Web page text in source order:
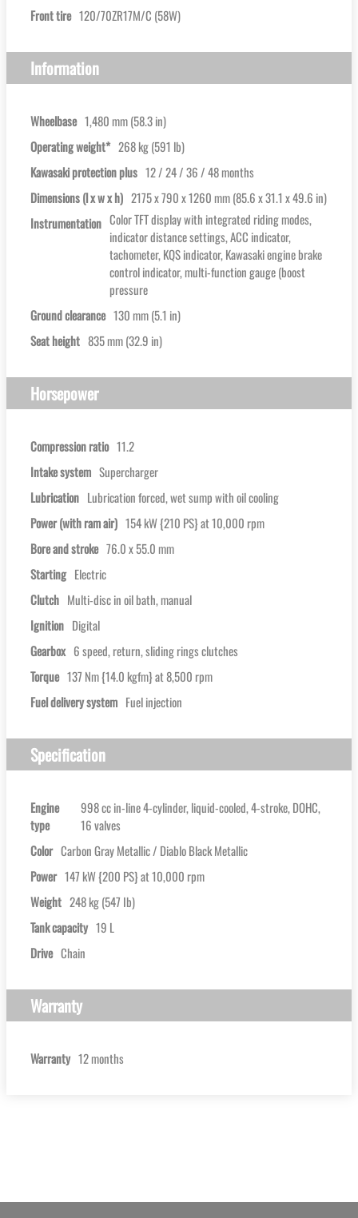
Front tire 120/70ZR17M/C (58W)
Information
Wheelbase 1,480 mm (58.3 in)
Operating weight* 268 kg (591 lb)
Kawasaki protection plus 12 / 24 / 36 / 48 months
Dimensions (l x w x h) 2175 x 790 x 1260 mm (85.6 x 31.1 x 49.6 in)
Instrumentation Color TFT display with integrated riding modes,
indicator distance settings, ACC indicator,
tachometer, KQS indicator, Kawasaki engine brake
control indicator, multi-function gauge (boost
pressure
Ground clearance 130 mm (5.1 in)
Seat height 835 mm (32.9 in)
Horsepower
Compression ratio 11.2
Intake system Supercharger
Lubrication Lubrication forced, wet sump with oil cooling
Power (with ram air) 154 kW {210 PS} at 10,000 rpm
Bore and stroke 76.0 x 55.0 mm
Starting Electric
Clutch Multi-disc in oil bath, manual
Ignition Digital
Gearbox 6 speed, return, sliding rings clutches
Torque 137 Nm {14.0 kgfm} at 8,500 rpm
Fuel delivery system Fuel injection
Specification
Engine
type
998 cc in-line 4-cylinder, liquid-cooled, 4-stroke, DOHC,
16 valves
Color Carbon Gray Metallic / Diablo Black Metallic
Power 147 kW {200 PS} at 10,000 rpm
Weight 248 kg (547 Ib)
Tank capacity 19 L
Drive Chain
Warranty
Warranty 12 months